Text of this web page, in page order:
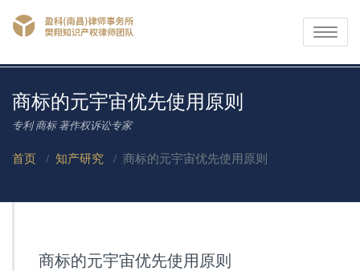
Toggle
商标的元宇宙优先使用原则
专利 商标 著作权诉讼专家
首页 / 知产研究 / 商标的元宇宙优先使用原则
商标的元宇宙优先使用原则